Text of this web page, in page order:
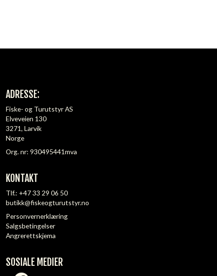
ADRESSE:
Fiske- og Turutstyr AS
Elveveien 130
3271, Larvik
Norge
Org. nr: 930495441mva
KONTAKT
Tlf.: +47 33 29 06 50
butikk@fiskeogturutstyr.no
Personvernerklæring
Salgsbetingelser
Angrerettskjema
SOSIALE MEDIER